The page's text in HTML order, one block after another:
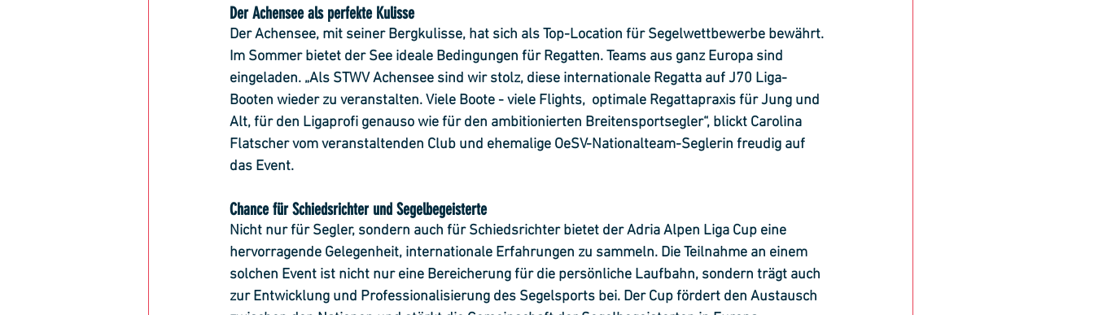
Der Achensee als perfekte Kulisse
Der Achensee, mit seiner Bergkulisse, hat sich als Top-Location für Segelwettbewerbe bewährt.
Im Sommer bietet der See ideale Bedingungen für Regatten. Teams aus ganz Europa sind
eingeladen. „Als STWV Achensee sind wir stolz, diese internationale Regatta auf J70 Liga-
Booten wieder zu veranstalten. Viele Boote - viele Flights,  optimale Regattapraxis für Jung und
Alt, für den Ligaprofi genauso wie für den ambitionierten Breitensportsegler“, blickt Carolina
Flatscher vom veranstaltenden Club und ehemalige OeSV-Nationalteam-Seglerin freudig auf
das Event.
Chance für Schiedsrichter und Segelbegeisterte
Nicht nur für Segler, sondern auch für Schiedsrichter bietet der Adria Alpen Liga Cup eine
hervorragende Gelegenheit, internationale Erfahrungen zu sammeln. Die Teilnahme an einem
solchen Event ist nicht nur eine Bereicherung für die persönliche Laufbahn, sondern trägt auch
zur Entwicklung und Professionalisierung des Segelsports bei. Der Cup fördert den Austausch